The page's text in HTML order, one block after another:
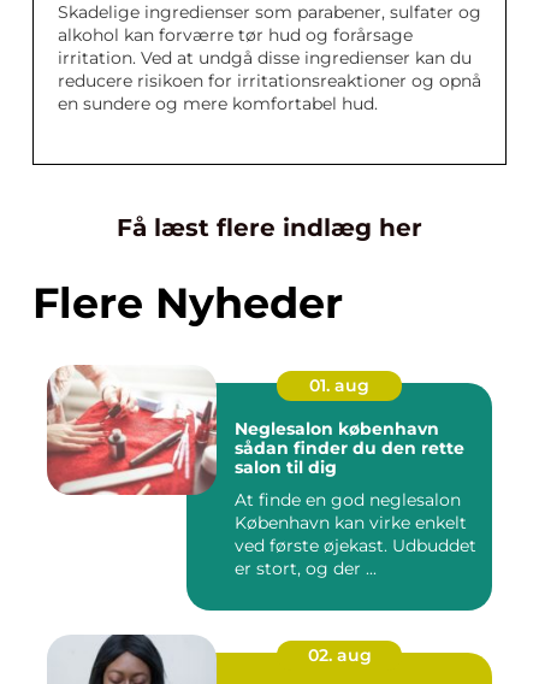
Skadelige ingredienser som parabener, sulfater og
alkohol kan forværre tør hud og forårsage
irritation. Ved at undgå disse ingredienser kan du
reducere risikoen for irritationsreaktioner og opnå
en sundere og mere komfortabel hud.
Få læst flere indlæg her
Flere Nyheder
01. aug
Neglesalon københavn
sådan finder du den rette
salon til dig
At finde en god neglesalon
København kan virke enkelt
ved første øjekast. Udbuddet
er stort, og der ...
02. aug